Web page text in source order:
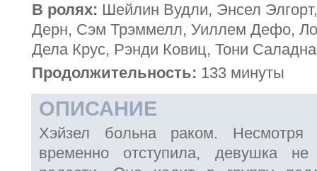
В ролях: Шейлин Вудли, Энсел
Дерн, Сэм Трэммелл, Уиллем Дефо,
Дела Крус, Рэнди Ковиц, Тони Саладна
Продолжительность: 133 минуты
ОПИСАНИЕ
Хэйзел больна раком.
временно отступила, девушка